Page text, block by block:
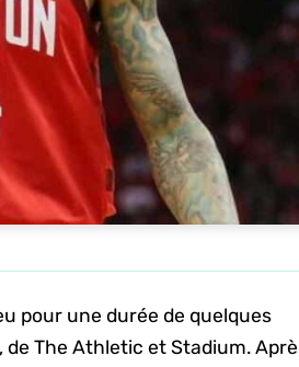
pour une durée de quelques
de The Athletic et Stadium.